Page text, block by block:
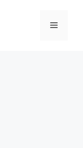
메